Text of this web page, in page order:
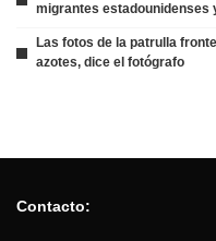
migrantes estadounidenses
Las fotos de la patrulla
azotes, dice el fotógrafo
Contacto: